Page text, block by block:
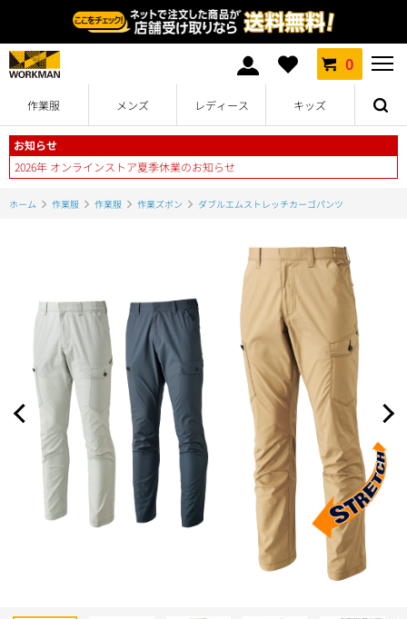
0
作業服 メンズ レディース キッズ
お知らせ
2026年 オンラインストア夏季休業のお知らせ
ホーム 作業服 作業服 作業ズボン ダブルエムストレッチカーゴパンツ